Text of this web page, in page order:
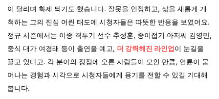
이 달리며 화제 되기도 했습니다. 잘못을 인정하고, 삶을 새롭게 개
척하는 그의 진심 어린 태도에 시청자들은 따뜻한 반응을 보였어요.
정규 시즌에서는 이종 격투기 선수 추성훈, 종이접기 아저씨 김영만,
중식 대가 여경래 등이 출연을 예고, 더 강력해진 라인업이 눈길을
끌고 있다고. 각 분야의 정점에 오른 사람들이 모인 만큼, 연륜이 묻
어나는 경험과 시각으로 시청자들에게 용기를 전할 수 있길 기대해
봅니다.